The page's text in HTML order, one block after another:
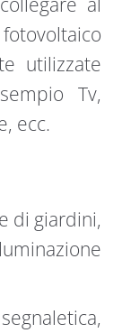
utilizzate
Tv,
ecc.
di giardini,